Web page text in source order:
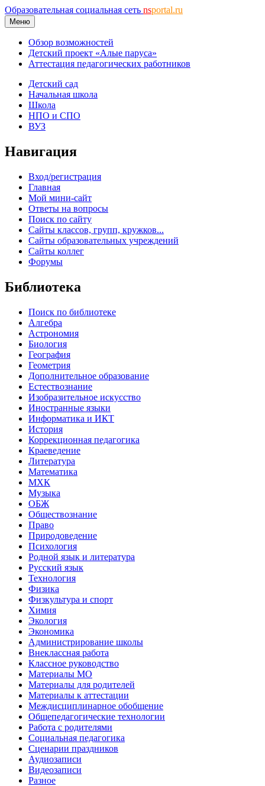
Образовательная социальная сеть nsportal.ru
Меню
Обзор возможностей
Детский проект «Алые паруса»
Аттестация педагогических работников
Детский сад
Начальная школа
Школа
НПО и СПО
ВУЗ
Навигация
Вход/регистрация
Главная
Мой мини-сайт
Ответы на вопросы
Поиск по сайту
Сайты классов, групп, кружков...
Сайты образовательных учреждений
Сайты коллег
Форумы
Библиотека
Поиск по библиотеке
Алгебра
Астрономия
Биология
География
Геометрия
Дополнительное образование
Естествознание
Изобразительное искусство
Иностранные языки
Информатика и ИКТ
История
Коррекционная педагогика
Краеведение
Литература
Математика
МХК
Музыка
ОБЖ
Обществознание
Право
Природоведение
Психология
Родной язык и литература
Русский язык
Технология
Физика
Физкультура и спорт
Химия
Экология
Экономика
Администрирование школы
Внеклассная работа
Классное руководство
Материалы МО
Материалы для родителей
Материалы к аттестации
Междисциплинарное обобщение
Общепедагогические технологии
Работа с родителями
Социальная педагогика
Сценарии праздников
Аудиозаписи
Видеозаписи
Разное